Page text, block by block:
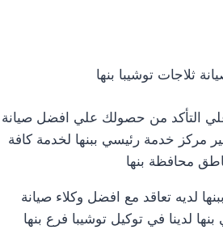
ثلاجات توشيبا بنها
علي التأكد من حصولك علي افضل صيانة
مركز خدمة رئيسي ببنها لخدمة كافة
محافظة بنها
لديه تعاقد مع افضل وكلاء صيانة
بنها لدينا في توكيل توشيبا فرع بنها